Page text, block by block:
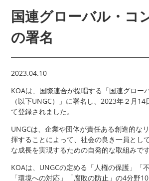
国連グローバル・コ
の署名
2023.04.10
KOAは、国際連合が提唱する「国連グロー
（以下UNGC）」に署名し、2023年２月
て登録されました。
UNGCは、企業や団体が責任ある創造的な
揮することによって、社会の良き一員とし
な成長を実現するための自発的な取組みです
KOAは、UNGCの定める「人権の保護」「
「環境への対応」「腐敗の防止」の4分野